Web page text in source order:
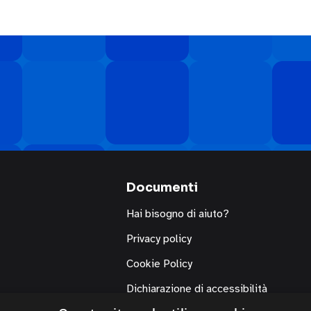
Documenti
Hai bisogno di aiuto?
Privacy policy
Cookie Policy
Dichiarazione di accessibilità